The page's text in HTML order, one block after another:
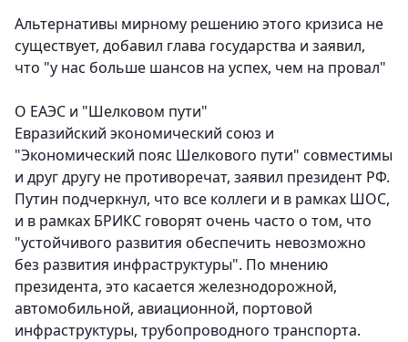
Альтернативы мирному решению этого кризиса не
существует, добавил глава государства и заявил,
что "у нас больше шансов на успех, чем на провал"
О ЕАЭС и "Шелковом пути"
Евразийский экономический союз и
"Экономический пояс Шелкового пути" совместимы
и друг другу не противоречат, заявил президент РФ.
Путин подчеркнул, что все коллеги и в рамках ШОС,
и в рамках БРИКС говорят очень часто о том, что
"устойчивого развития обеспечить невозможно
без развития инфраструктуры". По мнению
президента, это касается железнодорожной,
автомобильной, авиационной, портовой
инфраструктуры, трубопроводного транспорта.